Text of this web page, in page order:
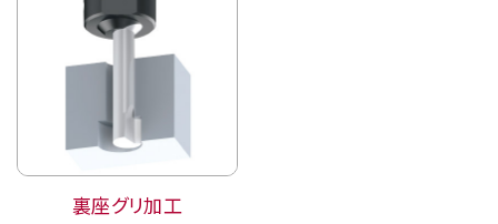
裏座グリ加工